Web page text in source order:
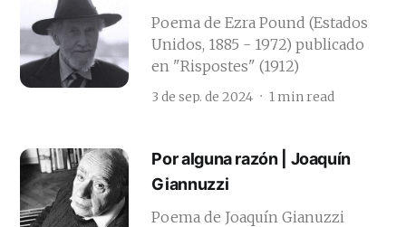
Poema de Ezra Pound (Estados
Unidos, 1885 - 1972) publicado
en "Rispostes" (1912)
3 de sep. de 2024 1 min read
Por alguna razón | Joaquín
Giannuzzi
Poema de Joaquín Gianuzzi